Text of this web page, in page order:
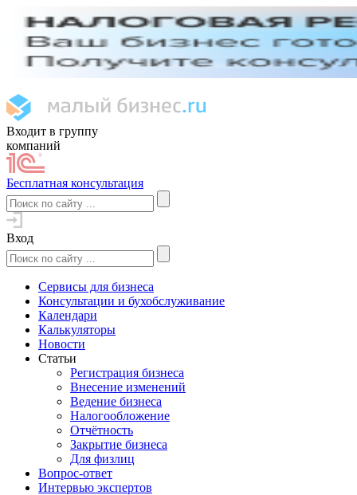
Входит в группу
компаний
Бесплатная консультация
Вход
Сервисы для бизнеса
Консультации и бухобслуживание
Календари
Калькуляторы
Новости
Статьи
Регистрация бизнеса
Внесение изменений
Ведение бизнеса
Налогообложение
Отчётность
Закрытие бизнеса
Для физлиц
Вопрос-ответ
Интервью экспертов